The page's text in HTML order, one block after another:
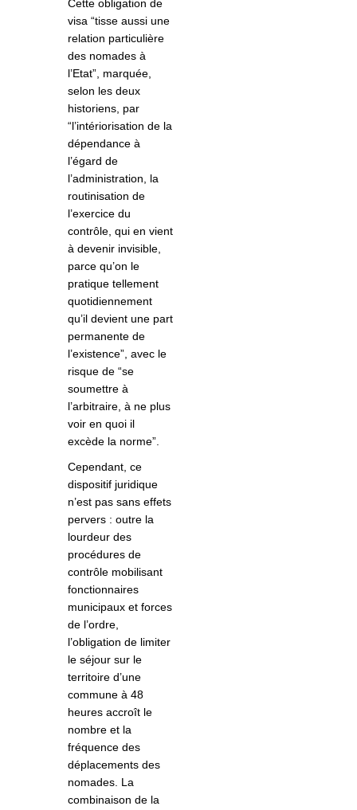
Cette obligation de
visa “tisse aussi une
relation particulière
des nomades à
l’Etat”, marquée,
selon les deux
historiens, par
“l’intériorisation de la
dépendance à
l’égard de
l’administration, la
routinisation de
l’exercice du
contrôle, qui en vient
à devenir invisible,
parce qu’on le
pratique tellement
quotidiennement
qu’il devient une part
permanente de
l’existence”, avec le
risque de “se
soumettre à
l’arbitraire, à ne plus
voir en quoi il
excède la norme”.
Cependant, ce
dispositif juridique
n’est pas sans effets
pervers : outre la
lourdeur des
procédures de
contrôle mobilisant
fonctionnaires
municipaux et forces
de l’ordre,
l’obligation de limiter
le séjour sur le
territoire d’une
commune à 48
heures accroît le
nombre et la
fréquence des
déplacements des
nomades. La
combinaison de la